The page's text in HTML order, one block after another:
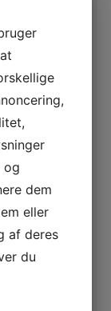
500 ML –
S1 –
og
dem
eller
af deres
du